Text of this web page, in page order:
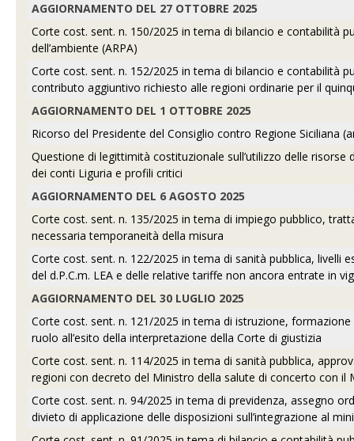
AGGIORNAMENTO DEL 27 OTTOBRE 2025
Corte cost. sent. n. 150/2025 in tema di bilancio e contabilità
dell’ambiente (ARPA)
Corte cost. sent. n. 152/2025 in tema di bilancio e contabilità
contributo aggiuntivo richiesto alle regioni ordinarie per il
AGGIORNAMENTO DEL 1 OTTOBRE 2025
Ricorso del Presidente del Consiglio contro Regione Siciliana
Questione di legittimità costituzionale sull’utilizzo delle
dei conti Liguria e profili critici
AGGIORNAMENTO DEL 6 AGOSTO 2025
Corte cost. sent. n. 135/2025 in tema di impiego pubblico,
necessaria temporaneità della misura
Corte cost. sent. n. 122/2025 in tema di sanità pubblica, livelli
del d.P.C.m. LEA e delle relative tariffe non ancora entrate in
AGGIORNAMENTO DEL 30 LUGLIO 2025
Corte cost. sent. n. 121/2025 in tema di istruzione,
ruolo all’esito della interpretazione della Corte di giustizia
Corte cost. sent. n. 114/2025 in tema di sanità pubblica,
regioni con decreto del Ministro della salute di concerto con il
Corte cost. sent. n. 94/2025 in tema di previdenza, assegno
divieto di applicazione delle disposizioni sull’integrazione al